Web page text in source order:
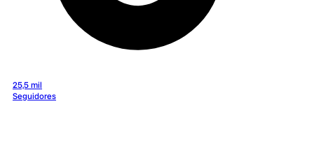
25,5 mil
Seguidores